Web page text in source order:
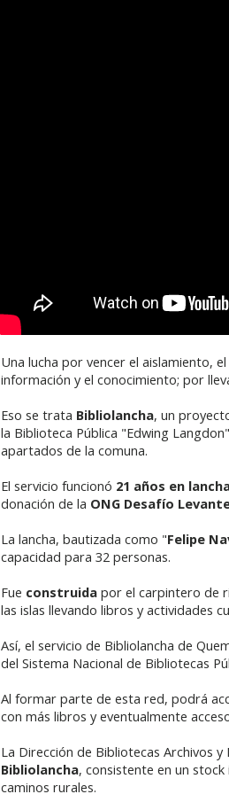
Una lucha por vencer el aislamiento,
información y el conocimiento; por
Eso se trata Bibliolancha, un
la Biblioteca Pública "Edwing
apartados de la comuna.
El servicio funcionó 21 años en
donación de la ONG Desafío
La lancha, bautizada como "Felipe
capacidad para 32 personas.
Fue construida por el carpintero de
las islas llevando libros y actividades
Así, el servicio de Bibliolancha de
del Sistema Nacional de Bibliotecas
Al formar parte de esta red, podrá
con más libros y eventualmente
La Dirección de Bibliotecas Archivos
Bibliolancha, consistente en un
caminos rurales.